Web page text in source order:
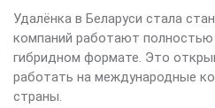
Удалёнка в Беларуси стала
компаний работают
гибридном формате. Это
работать на международные
страны.